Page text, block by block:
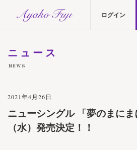
ログイン
ニュース
NEWS
2021年4月26日
ニューシングル 「夢のまにま
（水）発売決定！！